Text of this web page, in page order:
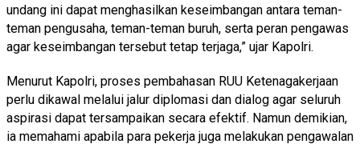
undang ini dapat menghasilkan keseimbangan antara teman-
teman pengusaha, teman-teman buruh, serta peran pengawas
agar keseimbangan tersebut tetap terjaga,” ujar Kapolri.
Menurut Kapolri, proses pembahasan RUU Ketenagakerjaan
perlu dikawal melalui jalur diplomasi dan dialog agar seluruh
aspirasi dapat tersampaikan secara efektif. Namun demikian,
ia memahami apabila para pekerja juga melakukan pengawalan